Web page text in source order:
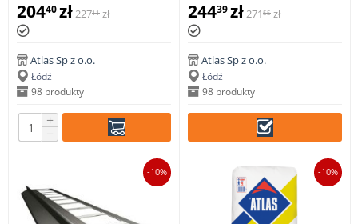
lateksowa farba wewnętrzna -
10 litr
20440zł22711 zł
Atlas Sp z o.o.
Łódź
98 produkty
+
−
okapnik) balkonowy, tarasowy
2 mb (1 szt.)
24439zł27155 zł
Atlas Sp z o.o.
Łódź
98 produkty
-10% -10%